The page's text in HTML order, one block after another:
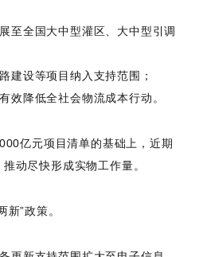
至全国大中型灌区、大中型引调
建设等项目纳入支持范围；
效降低全社会物流成本行动。
亿元项目清单的基础上，近期
动尽快形成实物工作量。
新”政策。